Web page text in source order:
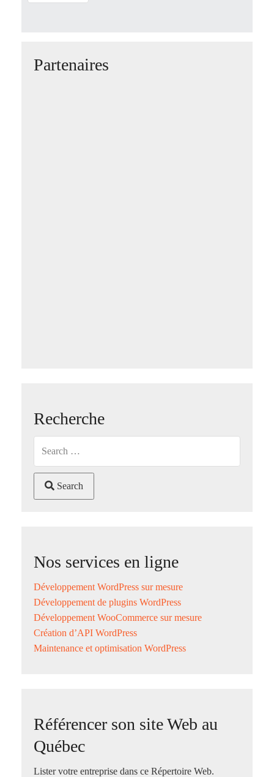
Partenaires
Recherche
Search
Nos services en ligne
Développement WordPress sur mesure
Développement de plugins WordPress
Développement WooCommerce sur mesure
Création d’API WordPress
Maintenance et optimisation WordPress
Référencer son site Web au
Québec
Lister votre entreprise dans ce Répertoire Web.